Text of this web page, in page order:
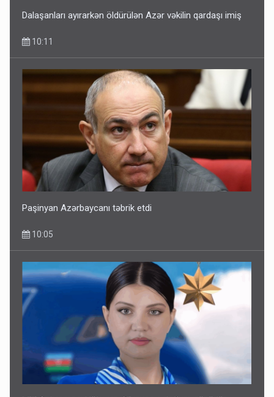
Dalaşanları ayırarkən öldürülən Azər vəkilin qardaşı imiş
10:11
Paşinyan Azərbaycanı təbrik etdi
10:05